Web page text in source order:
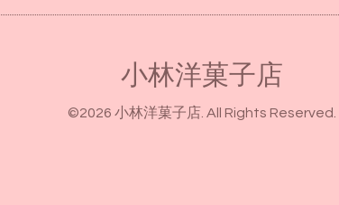
小林洋菓子店
©2026 小林洋菓子店. All Rights Reserved.